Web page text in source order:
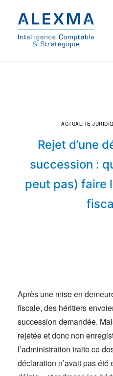
Commissariat aux comptes
On parle de nous
© 2021 Alexma
Rejet d’une
succession :
peut pas) faire
ACTUALITÉ
Après une mise en
fiscale, des héritiers
succession demandée.
rejetée et donc non
l’administration traite ce
déclaration n’avait pas été